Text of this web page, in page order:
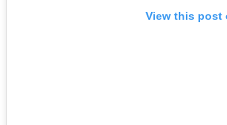
View this post